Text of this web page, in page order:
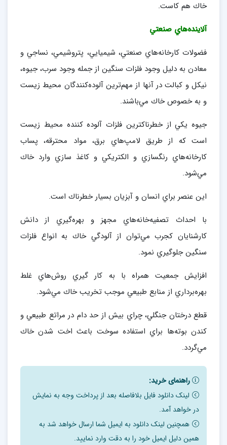
خاك هم كاست.
آلاينده‌هاي صنعتي
فضولات كارخانه‌هاي صنعتي، شيميايي، پتروشيمي، نساجي و
معادن به دليل وجود فلزات سنگين از جمله وجود سرب، جيوه،
نيكل و كبالت در آنها از مهم‌ترين آلوده‌كنندگان محيط زيست
و به خصوص خاك مي‌باشند.
جيوه يكي از خطرناكترين فلزات آلوده كننده محيط زيست
است كه از طريق لامپ‌هاي برق، مواد محترقه، پساب
كارخانه‌هاي رنگسازي و الكتريكي و كاغذ سازي وارد خاك
مي‌شود.
اين عنصر براي انسان و آبزيان بسيار خطرناك است.
با احداث تصفيه‌خانه‌هاي مجهز و بهره‌گيري از دانش
كارشنايان كجرب مي‌توان از آلودگي خاك به انواع فلزات
سنگين جلوگيري نمود.
افزايش جمعيت همراه با به‌ كار گيري روش‌هاي غلط
بهره‌برداري از منابع طبيعي موجب تخريب خاك مي‌شود.
قطع درختان جنگلي، چراي بيش از حد دام در مراتع طبيعي و
كندن بوته‌ها براي استفاده سوخت باعث اخت شدن خاك
مي‌گردد.
راهنمای خرید:
لینک دانلود فایل بلافاصله بعد از پرداخت وجه به نمایش
در خواهد آمد.
همچنین لینک دانلود به ایمیل شما ارسال خواهد شد به
همین دلیل ایمیل خود را به دقت وارد نمایید.